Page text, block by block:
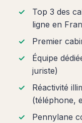
Top 3 des
ligne en
Premier
Équipe
juriste)
Réactivité
(téléphone,
Pennylane